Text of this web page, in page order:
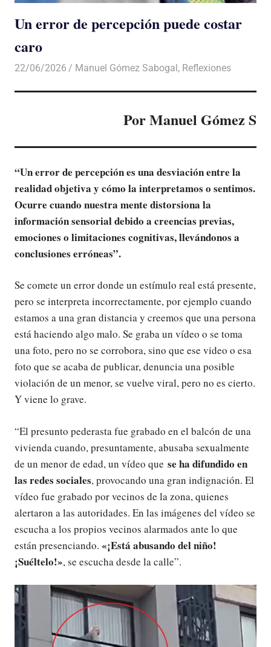
Un error de percepción puede costar
caro
22/06/2026 De todo un Poco
Manuel Gómez Sabogal, Reflexiones
Por Manuel Gómez S
“Unerror de percepciónes una desviación entre la
realidad objetiva y cómo la interpretamos o sentimos.
Ocurre cuando nuestra mente distorsiona la
información sensorial debido a creencias previas,
emociones o limitaciones cognitivas, llevándonos a
conclusiones erróneas”.
Se comete un error donde un estímulo real está presente,
pero se interpreta incorrectamente, por ejemplo cuando
estamos a una gran distancia y creemos que una persona
está haciendo algo malo. Se graba un vídeo o se toma
una foto, pero no se corrobora, sino que ese video o esa
foto que se acaba de publicar, denuncia una posible
violación de un menor, se vuelve viral, pero no es cierto.
Y viene lo grave.
“El presunto pederasta fue grabado en el balcón de una
vivienda cuando, presuntamente, abusaba sexualmente
de un menor de edad, un vídeo que se ha difundido en
las redes sociales, provocando una gran indignación. El
vídeo fue grabado por vecinos de la zona, quienes
alertaron a las autoridades. En las imágenes del vídeo se
escucha a los propios vecinos alarmados ante lo que
están presenciando. «¡Está abusando del niño!
¡Suéltelo!», se escucha desde la calle”.